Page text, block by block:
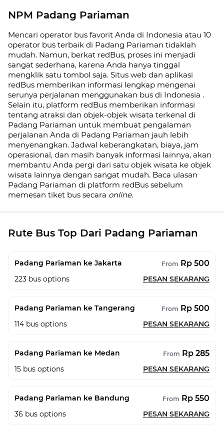
NPM Padang Pariaman
Mencari operator bus favorit Anda di Indonesia atau 10
operator bus terbaik di Padang Pariaman tidaklah
mudah. Namun, berkat redBus, proses ini menjadi
sangat sederhana, karena Anda hanya tinggal
mengklik satu tombol saja. Situs web dan aplikasi
redBus memberikan informasi lengkap mengenai
serunya perjalanan menggunakan bus di Indonesia .
Selain itu, platform redBus memberikan informasi
tentang atraksi dan objek-objek wisata terkenal di
Padang Pariaman untuk membuat pengalaman
perjalanan Anda di Padang Pariaman jauh lebih
menyenangkan. Jadwal keberangkatan, biaya, jam
operasional, dan masih banyak informasi lainnya, akan
membantu Anda pergi dari satu objek wisata ke objek
wisata lainnya dengan sangat mudah. Baca ulasan
Padang Pariaman di platform redBus sebelum
memesan tiket bus secara online.
Rute Bus Top Dari Padang Pariaman
Padang Pariaman ke Jakarta From Rp 500
223 bus options PESAN SEKARANG
Padang Pariaman ke Tangerang From Rp 500
114 bus options PESAN SEKARANG
Padang Pariaman ke Medan From Rp 285
15 bus options PESAN SEKARANG
Padang Pariaman ke Bandung From Rp 550
36 bus options PESAN SEKARANG